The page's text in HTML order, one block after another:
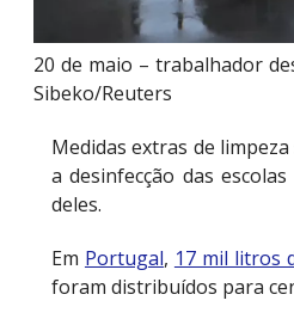
20 de maio – trabalhador
Sibeko/Reuters
Medidas extras de
a desinfecção das
deles.
Em Portugal, 17 mil litros
foram distribuídos para